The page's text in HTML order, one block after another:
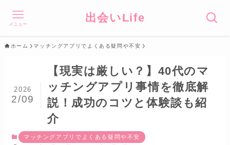
出会いLife
メニュー
ホーム マッチングアプリでよくある疑問や不安
【現実は厳しい？】40代のマ
ッチングアプリ事情を徹底解
説！成功のコツと体験談も紹
介
2026
2/09
マッチングアプリでよくある疑問や不安